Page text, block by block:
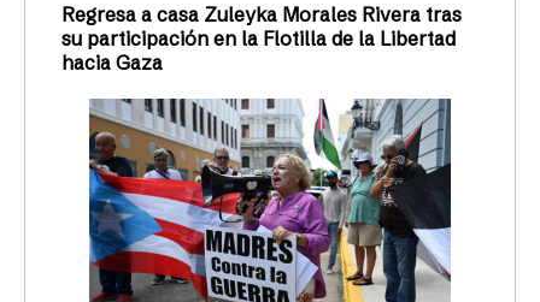
Regresa a casa Zuleyka Morales Rivera tras
su participación en la Flotilla de la Libertad
hacia Gaza